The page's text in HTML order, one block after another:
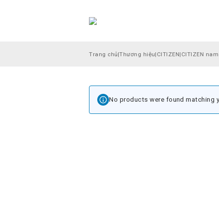
Trang chủ|Thương hiệu| CITIZEN| CITIZEN nam
No products were found matching